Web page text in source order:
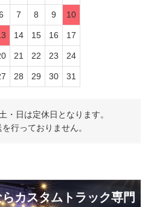
7 8 9 10
14 15 16 17
21 22 23 24
28 29 30 31
・日は定休日となります。
行っておりません。
カスタムトラック専門